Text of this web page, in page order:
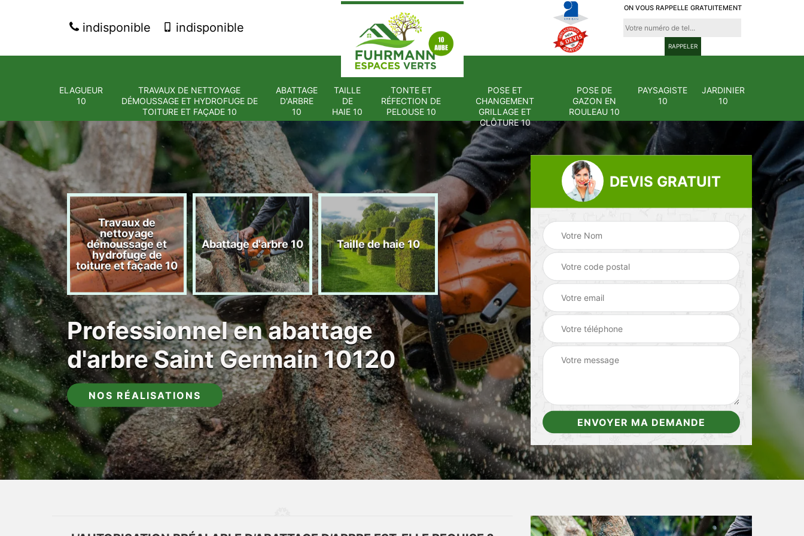
indisponible indisponible
ON VOUS RAPPELLE GRATUITEMENT
ELAGUEUR
10
TRAVAUX DE NETTOYAGE
DÉMOUSSAGE ET HYDROFUGE DE
TOITURE ET FAÇADE 10
ABATTAGE
D'ARBRE
10
TAILLE
DE
HAIE 10
TONTE ET
RÉFECTION DE
PELOUSE 10
POSE ET
CHANGEMENT
GRILLAGE ET
CLÔTURE 10
POSE DE
GAZON EN
ROULEAU 10
PAYSAGISTE
10
JARDINIER
10
10
Travaux de
nettoyage
démoussage et
hydrofuge de
toiture et façade 10
Abattage d'arbre 10 Taille de haie 10
Tonte et réfection
de pelouse 10
changement
grillage et clôture
10
Pose de gazon en
rouleau 10
Professionnel en abattage
d'arbre Saint Germain 10120
NOS RÉALISATIONS
DEVIS GRATUIT